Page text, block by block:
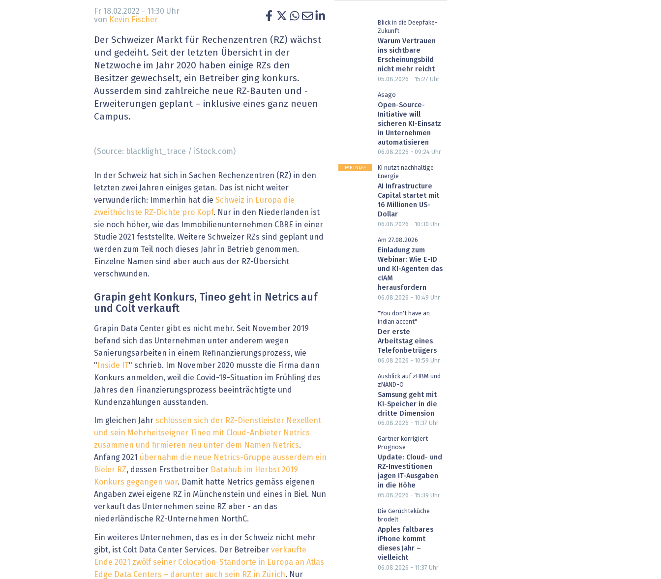
» alle News Gesundheit wird digital
Blockchain
EU-DSGVO
XaaS, Managed Services & Co.
Digital Banking
IT for Health
Artificial Intelligence
Fintech & Insurtech
Professional AV & Digital Signage
Fr 18.02.2022 - 11:30 Uhr
von Kevin Fischer
Der Schweizer Markt für Rechenzentren (RZ) wächst
und gedeiht. Seit der letzten Übersicht in der
Netzwoche im Jahr 2020 haben einige RZs den
Besitzer gewechselt, ein Betreiber ging konkurs.
Ausserdem sind zahlreiche neue ­RZ-Bauten und -
Erweiterungen geplant – inklusive eines ganz neuen
Campus.
(Source: blacklight_trace / iStock.com)
In der Schweiz hat sich in Sachen Rechenzentren (RZ) in den
letzten zwei Jahren einiges getan. Das ist nicht weiter
verwunderlich: Immerhin hat die Schweiz in Europa die
zweithöchste RZ-Dichte pro Kopf. Nur in den Niederlanden ist
sie noch höher, wie das Immobilienunternehmen CBRE in einer
Studie 2021 feststellte. Weitere Schweizer RZs sind geplant und
werden zum Teil noch dieses Jahr in Betrieb genommen.
Einzelne Namen sind aber auch aus der RZ-Übersicht
verschwunden.
Grapin geht Konkurs, Tineo geht in Netrics auf
und Colt verkauft
Grapin Data Center gibt es nicht mehr. Seit November 2019
befand sich das Unternehmen unter anderem wegen
Sanierungsarbeiten in einem Refinanzierungsprozess, wie
" Inside IT" schrieb. Im November 2020 musste die Firma dann
Konkurs anmelden, weil die Covid-19-Situation im Frühling des
Jahres den Finanzierungsprozess beeinträchtigte und
Kundenzahlungen ausstanden.
Im gleichen Jahr schlossen sich der RZ-Dienstleister Nexellent
und sein Mehrheitseigner Tineo mit Cloud-Anbieter Netrics
zusammen und firmieren neu unter dem Namen Netrics.
Anfang 2021 übernahm die neue Netrics-Gruppe ausserdem ein
Bieler RZ, dessen Erstbetreiber Datahub im Herbst 2019
Konkurs gegangen war. Damit hatte Netrics gemäss eigenen
Angaben zwei eigene RZ in Münchenstein und eines in Biel. Nun
verkauft das Unternehmen seine RZ aber - an das
niederländische RZ-Unternehmen NorthC.
Ein weiteres Unternehmen, das es in der Schweiz nicht mehr
gibt, ist Colt Data Center Services. Der Betreiber verkaufte
Ende 2021 zwölf seiner Colocation-Standorte in Europa an Atlas
Edge Data Centers – darunter auch sein RZ in Zürich. Nur
Blick in die Deepfake-
Zukunft
Warum Vertrauen
ins sichtbare
Erscheinungsbild
nicht mehr reicht
05.08.2026 - 15:27 Uhr
Asago
Open-Source-
Initiative will
sicheren KI-Einsatz
in Unternehmen
automatisieren
06.08.2026 - 09:24 Uhr
PARTNER-
KI nutzt nachhaltige
Energie
AI Infrastructure
Capital startet mit
16 Millionen US-
Dollar
06.08.2026 - 10:30 Uhr
Am 27.08.2026
Einladung zum
Webinar: Wie E-ID
und KI-Agenten das
cIAM
herausfordern
06.08.2026 - 10:49 Uhr
"You don't have an
indian accent"
Der erste
Arbeitstag eines
Telefonbetrügers
06.08.2026 - 10:59 Uhr
Ausblick auf zHBM und
zNAND-O
Samsung geht mit
KI-Speicher in die
dritte Dimension
06.08.2026 - 11:37 Uhr
Gartner korrigiert
Prognose
Update: Cloud- und
RZ-Investitionen
jagen IT-Ausgaben
in die Höhe
05.08.2026 - 15:39 Uhr
Die Gerüchteküche
brodelt
Apples faltbares
iPhone kommt
dieses Jahr –
vielleicht
06.08.2026 - 11:37 Uhr